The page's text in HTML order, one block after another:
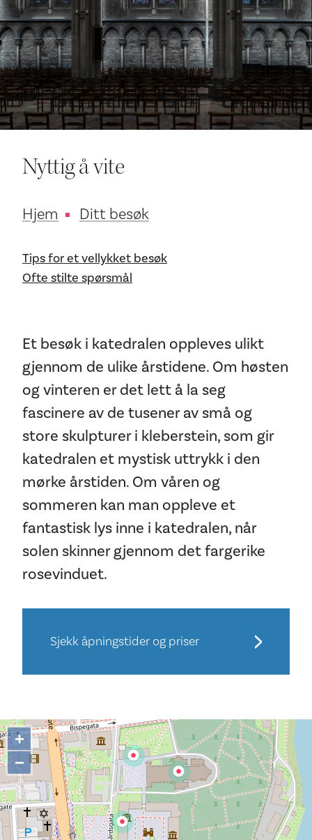
Ditt besøk
Nyttig å vite
Hjem Ditt besøk
Tips for et vellykket besøk
Ofte stilte spørsmål
Et besøk i katedralen oppleves ulikt
gjennom de ulike årstidene. Om høsten
og vinteren er det lett å la seg
fascinere av de tusener av små og
store skulpturer i kleberstein, som gir
katedralen et mystisk uttrykk i den
mørke årstiden. Om våren og
sommeren kan man oppleve et
fantastisk lys inne i katedralen, når
solen skinner gjennom det fargerike
rosevinduet.
Sjekk åpningstider og priser
+
−